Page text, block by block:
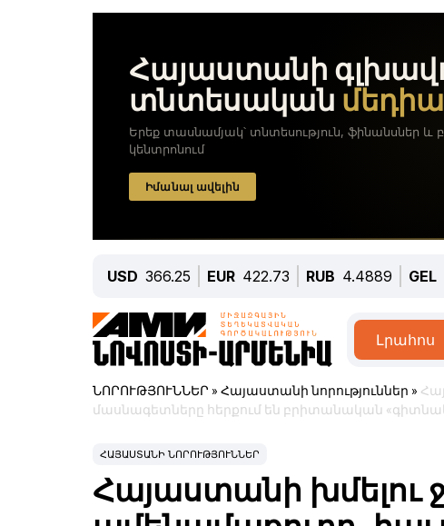
USD 366.25 EUR 422.73 RUB 4.4889 GEL
Լրահոս
ՆՈՐՈՒԹՅՈՒՆՆԵՐ » Հայաստանի նորություններ »
մասնագետները հերքում են բրիտանական
ՀԱՅԱՍՏԱՆԻ ՆՈՐՈՒԹՅՈՒՆՆԵՐ
Հայաստանի խմելու